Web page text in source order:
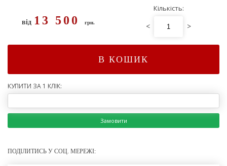
від 13 500грн.
Кількість:
< >
В КОШИК
КУПИТИ ЗА 1 КЛІК:
Замовити
ПОДІЛИТИСЬ У СОЦ. МЕРЕЖІ: